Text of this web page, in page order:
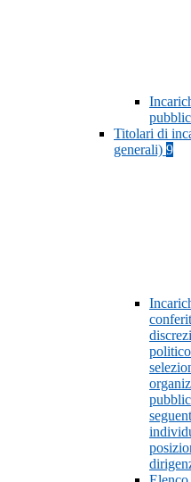
Titolari di
generali) 9